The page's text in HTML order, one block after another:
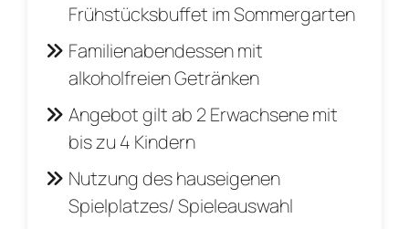
Frühstücksbuffet im Sommergarten
Familienabendessen mit
alkoholfreien Getränken
Angebot gilt ab 2 Erwachsene mit
bis zu 4 Kindern
Nutzung des hauseigenen
Spielplatzes/ Spieleauswahl